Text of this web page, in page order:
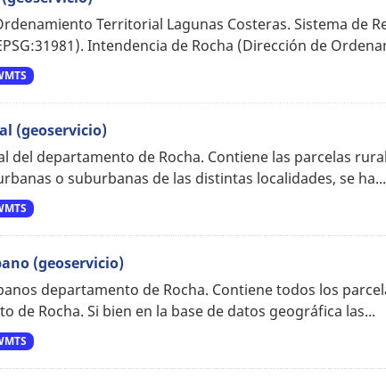
Territorial Lagunas Costeras. Sistema de
Intendencia de Rocha (Dirección de
(geoservicio)
del departamento de Rocha. Contiene las parcelas
o suburbanas de las distintas localidades, se ha...
(geoservicio)
departamento de Rocha. Contiene todos los
de Rocha. Si bien en la base de datos geográfica las...